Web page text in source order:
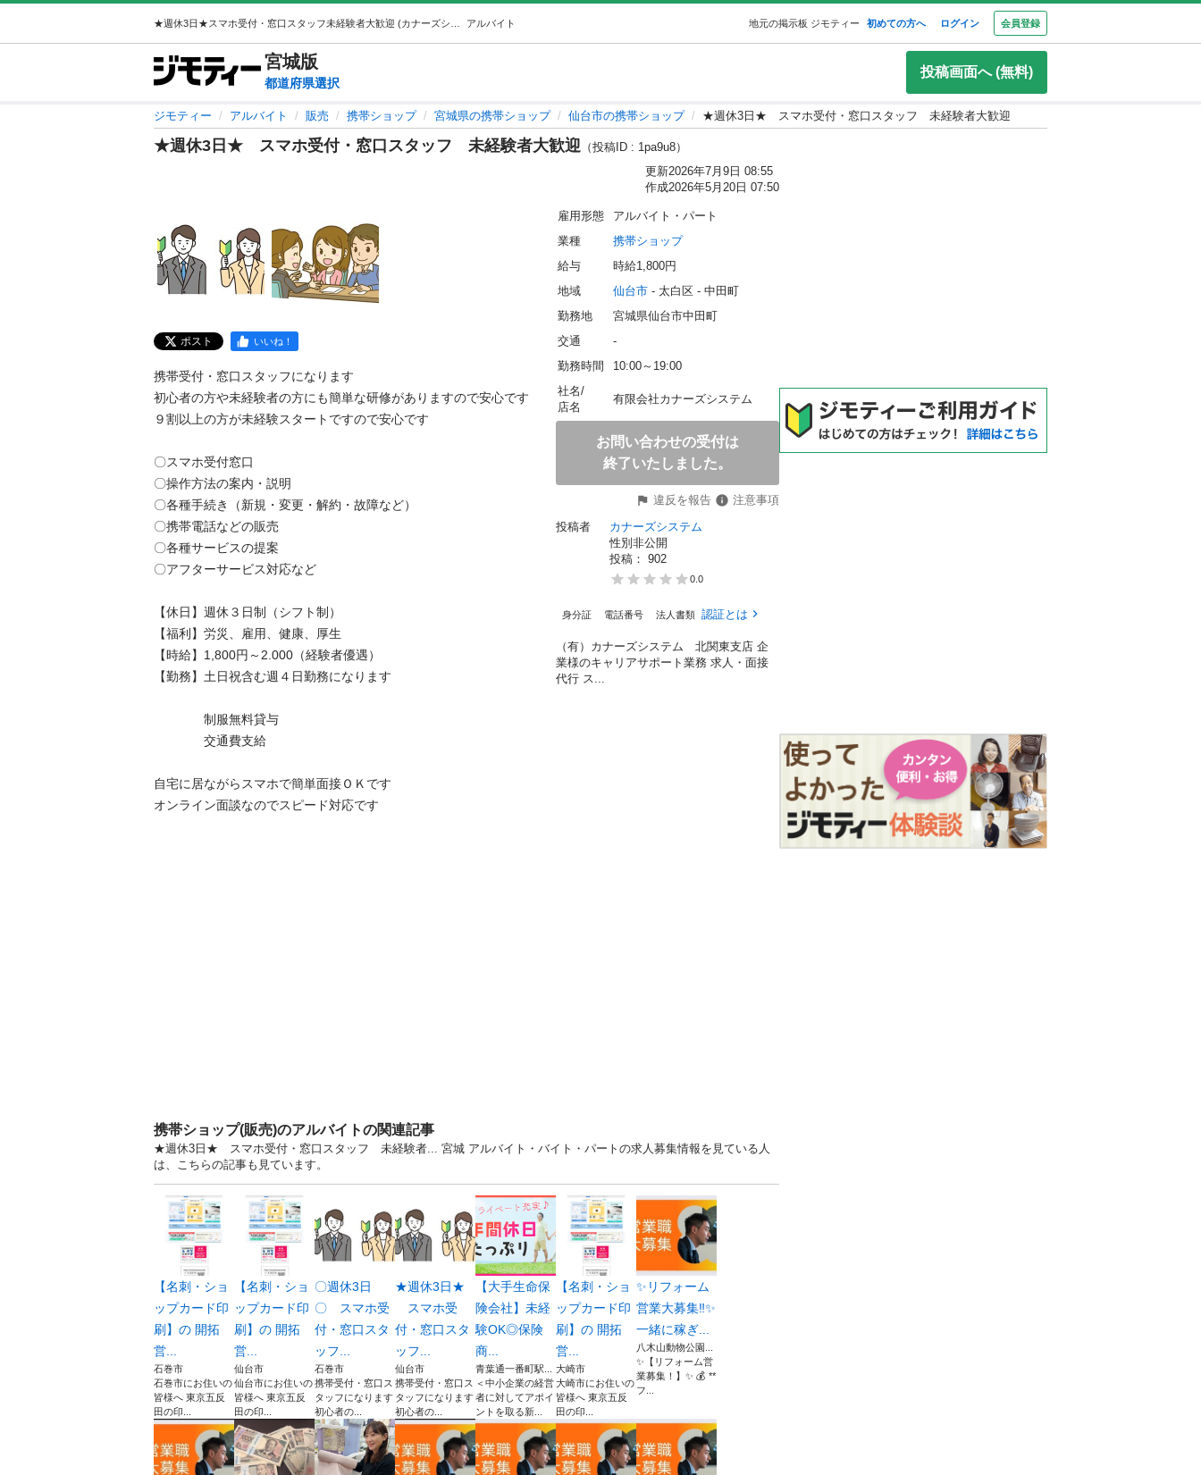
アルバイト 地元の掲示板 ジモティー 初めての方へ ログイン 会員登録
宮城版
都道府県選択
投稿画面へ (無料)
ジモティー アルバイト 販売 携帯ショップ 宮城県の携帯ショップ 仙台市の携帯ショップ ★週休3日★ スマホ受付・窓口スタッフ 未経験者大歓迎
★週休3日★ スマホ受付・窓口スタッフ 未経験者大歓迎 （投稿ID : 1pa9u8）
更新2026年7月9日 08:55
作成2026年5月20日 07:50
ポスト いいね！
携帯受付・窓口スタッフになります
初心者の方や未経験者の方にも簡単な研修がありますので安心です
９割以上の方が未経験スタートですので安心です
〇スマホ受付窓口
〇操作方法の案内・説明
〇各種手続き（新規・変更・解約・故障など）
〇携帯電話などの販売
〇各種サービスの提案
〇アフターサービス対応など
【休日】週休３日制（シフト制）
【福利】労災、雇用、健康、厚生
【時給】1,800円～2.000（経験者優遇）
【勤務】土日祝含む週４日勤務になります
制服無料貸与
交通費支給
自宅に居ながらスマホで簡単面接ＯＫです
オンライン面談なのでスピード対応です
雇用形態
アルバイト・パート
業種
携帯ショップ
給与
時給1,800円
地域
仙台市 - 太白区 - 中田町
勤務地
宮城県仙台市中田町
交通
-
勤務時間
10:00～19:00
社名/
店名
有限会社カナーズシステム
お問い合わせの受付は
終了いたしました。
違反を報告
注意事項
投稿者
カナーズシステム
性別非公開
投稿： 902
0.0
身分証 電話番号 法人書類 認証とは
（有）カナーズシステム 北関東支店 企
業様のキャリアサポート業務 求人・面接
代行 ス...
携帯ショップ(販売)のアルバイトの関連記事
★週休3日★ スマホ受付・窓口スタッフ 未経験者... 宮城 アルバイト・バイト・パートの求人募集情報を見ている人
は、こちらの記事も見ています。
【名刺・ショ
ップカード印
刷】の 開拓
営...
石巻市
石巻市にお住いの
皆様へ 東京五反
田の印...
【名刺・ショ
ップカード印
刷】の 開拓
営...
仙台市
仙台市にお住いの
皆様へ 東京五反
田の印...
〇週休3日
〇 スマホ受
付・窓口スタ
ッフ...
石巻市
携帯受付・窓口ス
タッフになります
初心者の...
★週休3日★
スマホ受
付・窓口スタ
ッフ...
仙台市
携帯受付・窓口ス
タッフになります
初心者の...
【大手生命保
険会社】未経
験OK◎保険
商...
青葉通一番町駅...
＜中小企業の経営
者に対してアポイ
ントを取る新...
【名刺・ショ
ップカード印
刷】の 開拓
営...
大崎市
大崎市にお住いの
皆様へ 東京五反
田の印...
✨リフォーム
営業大募集‼︎✨
一緒に稼ぎ...
八木山動物公園...
✨【リフォーム営
業募集！】✨ 💰 **
フ...